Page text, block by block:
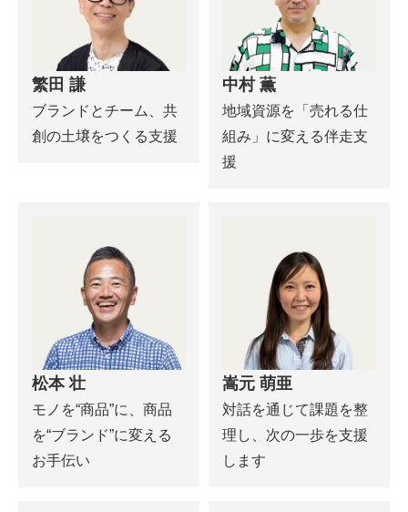
繁田 謙
ブランドとチーム、共
創の土壌をつくる支援
中村 薫
地域資源を「売れる仕
組み」に変える伴走支
援
松本 壮
モノを“商品”に、商品
を“ブランド”に変える
お手伝い
嵩元 萌亜
対話を通じて課題を整
理し、次の一歩を支援
します